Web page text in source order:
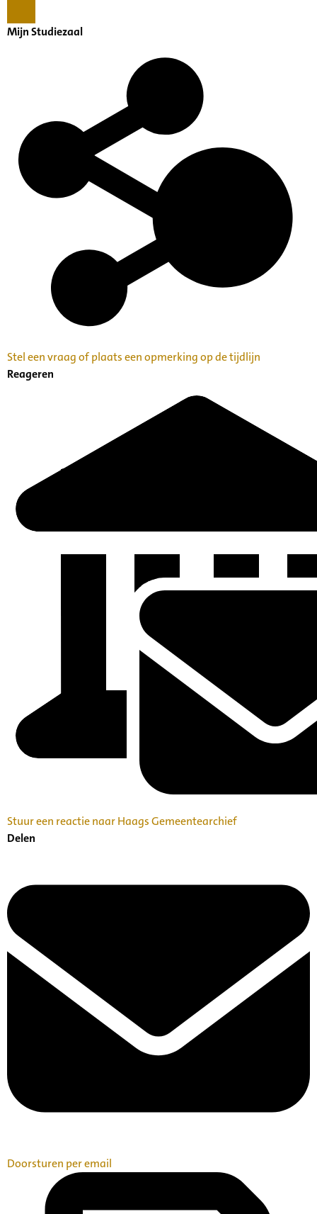
Mijn Studiezaal
Stel een vraag of plaats een opmerking op de tijdlijn
Reageren
Stuur een reactie naar Haags Gemeentearchief
Delen
Doorsturen per email